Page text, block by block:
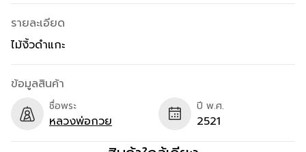
รายละเอียด
ไม้งิ้วดำแกะ
ข้อมูลสินค้า
ชื่อพระ
หลวงพ่อกวย
ปี พ.ศ.
2521